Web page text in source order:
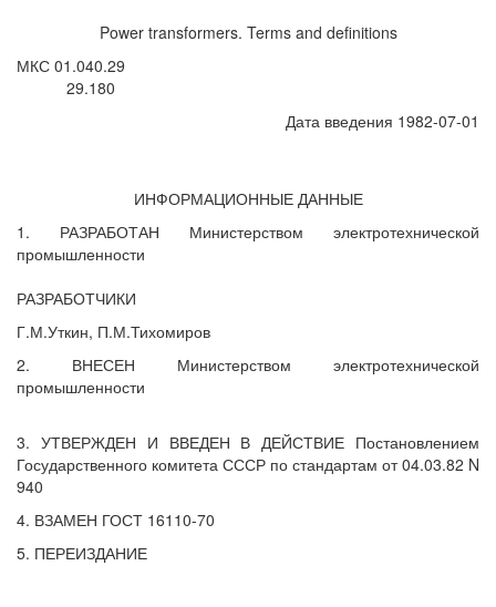
Power transformers. Terms and definitions
МКС 01.040.29
29.180
Дата введения 1982-07-01
ИНФОРМАЦИОННЫЕ ДАННЫЕ
1. РАЗРАБОТАН Министерством электротехнической
промышленности
РАЗРАБОТЧИКИ
Г.М.Уткин, П.М.Тихомиров
2. ВНЕСЕН Министерством электротехнической
промышленности
3. УТВЕРЖДЕН И ВВЕДЕН В ДЕЙСТВИЕ Постановлением
Государственного комитета СССР по стандартам от 04.03.82 N
940
4. ВЗАМЕН ГОСТ 16110-70
5. ПЕРЕИЗДАНИЕ